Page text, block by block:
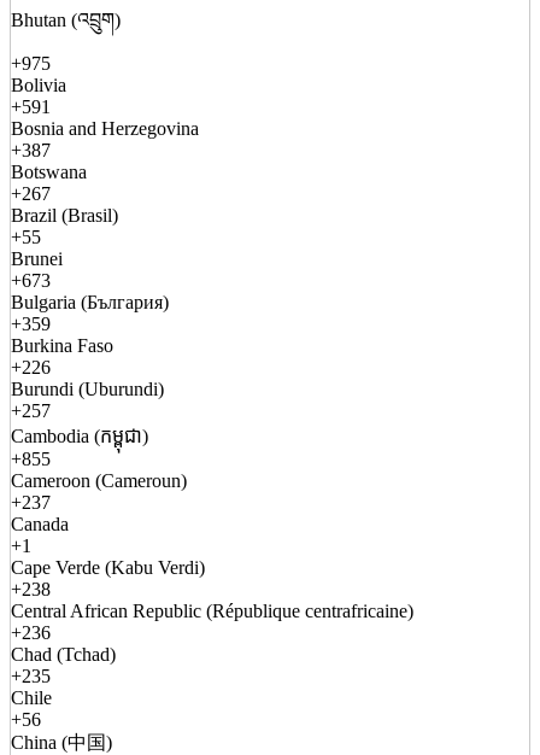
Bhutan (འབྲུག)
+975
Bolivia
+591
Bosnia and Herzegovina
+387
Botswana
+267
Brazil (Brasil)
+55
Brunei
+673
Bulgaria (България)
+359
Burkina Faso
+226
Burundi (Uburundi)
+257
Cambodia (កម្ពុជា)
+855
Cameroon (Cameroun)
+237
Canada
+1
Cape Verde (Kabu Verdi)
+238
Central African Republic (République centrafricaine)
+236
Chad (Tchad)
+235
Chile
+56
China (中国)